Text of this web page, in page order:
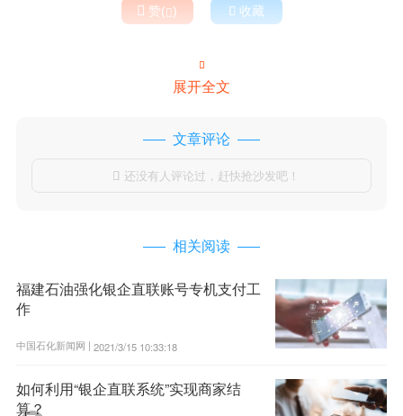
 赞()  收藏

展开全文
文章评论
 还没有人评论过，赶快抢沙发吧！
相关阅读
福建石油强化银企直联账号专机支付工
作
中国石化新闻网 | 2021/3/15 10:33:18
如何利用“银企直联系统”实现商家结
算？